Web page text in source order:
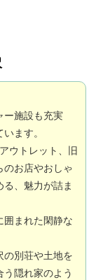
ー施設も充実
ます。
ウトレット、旧
のお店やおしゃ
、魅力が詰ま
囲まれた閑静な
の別荘や土地を
隠れ家のよう